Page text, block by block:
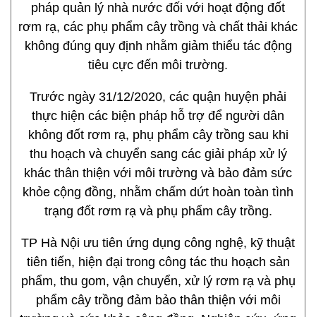
pháp quản lý nhà nước đối với hoạt động đốt
rơm rạ, các phụ phẩm cây trồng và chất thải khác
không đúng quy định nhằm giảm thiểu tác động
tiêu cực đến môi trường.
Trước ngày 31/12/2020, các quận huyện phải
thực hiện các biện pháp hỗ trợ để người dân
không đốt rơm rạ, phụ phẩm cây trồng sau khi
thu hoạch và chuyển sang các giải pháp xử lý
khác thân thiện với môi trường và bảo đảm sức
khỏe cộng đồng, nhằm chấm dứt hoàn toàn tình
trạng đốt rơm rạ và phụ phẩm cây trồng.
TP Hà Nội ưu tiên ứng dụng công nghệ, kỹ thuật
tiên tiến, hiện đại trong công tác thu hoạch sản
phẩm, thu gom, vận chuyển, xử lý rơm rạ và phụ
phẩm cây trồng đảm bảo thân thiện với môi